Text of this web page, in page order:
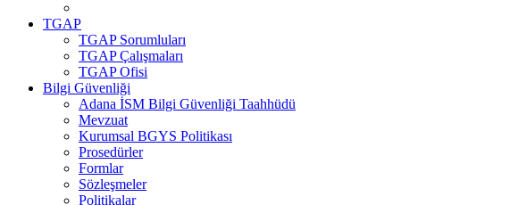
TGAP
TGAP Sorumluları
TGAP Çalışmaları
TGAP Ofisi
Bilgi Güvenliği
Adana İSM Bilgi Güvenliği Taahhüdü
Mevzuat
Kurumsal BGYS Politikası
Prosedürler
Formlar
Sözleşmeler
Politikalar